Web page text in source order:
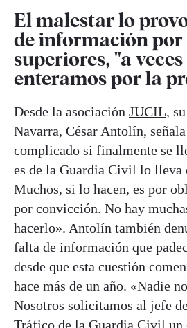
El malestar lo
de información por
superiores, "a
enteramos por la
Desde la asociación JUCIL,
Navarra, César Antolín,
complicado si finalmente se
es de la Guardia Civil lo lleva
Muchos, si lo hacen, es por
por convicción. No hay
hacerlo». Antolín también
falta de información que
desde que esta cuestión
hace más de un año. «Nadie
Nosotros solicitamos al jefe
Tráfico de la Guardia Civil un